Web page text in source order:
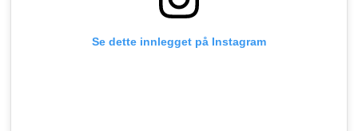
Se dette innlegget på Instagram